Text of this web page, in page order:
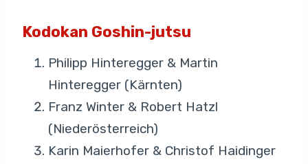
Kodokan Goshin-jutsu
Philipp Hinteregger & Martin
Hinteregger (Kärnten)
Franz Winter & Robert Hatzl
(Niederösterreich)
Karin Maierhofer & Christof Haidinger